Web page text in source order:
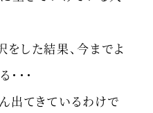
した結果、今までよ
・・
出てきているわけで